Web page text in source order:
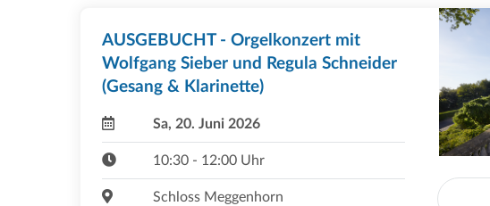
AUSGEBUCHT - Orgelkonzert mit
Wolfgang Sieber und Regula Schneider
(Gesang & Klarinette)
Sa, 20. Juni 2026
10:30 - 12:00 Uhr
Schloss Meggenhorn